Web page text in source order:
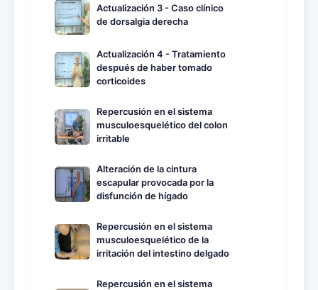
Actualización 3 - Caso clínico
de dorsalgia derecha
Actualización 4 - Tratamiento
después de haber tomado
corticoides
Repercusión en el sistema
musculoesquelético del colon
irritable
Alteración de la cintura
escapular provocada por la
disfunción de hígado
Repercusión en el sistema
musculoesquelético de la
irritación del intestino delgado
Repercusión en el sistema